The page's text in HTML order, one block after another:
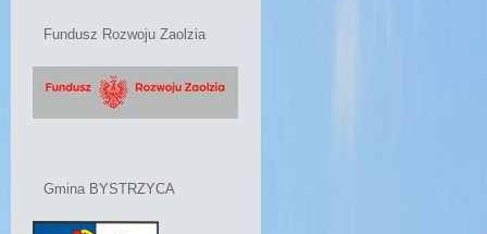
Fundusz Rozwoju Zaolzia
Gmina BYSTRZYCA